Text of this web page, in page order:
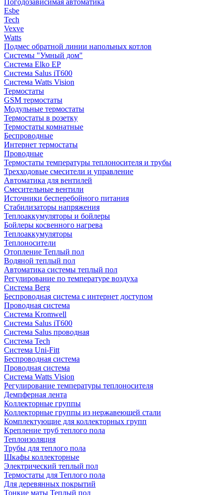
Esbe
Tech
Vexve
Watts
Подмес обратной линии напольных котлов
Системы "Умный дом"
Система Elko EP
Система Salus iT600
Система Watts Vision
Термостаты
GSM термостаты
Модульные термостаты
Термостаты в розетку
Термостаты комнатные
Беспроводные
Интернет термостаты
Проводные
Термостаты температуры теплоносителя и трубы
Трехходовые смесители и управление
Автоматика для вентилей
Смесительные вентили
Источники бесперебойного питания
Стабилизаторы напряжения
Теплоаккумуляторы и бойлеры
Бойлеры косвенного нагрева
Теплоаккумуляторы
Теплоносители
Отопление Теплый пол
Водяной теплый пол
Автоматика системы теплый пол
Регулирование по температуре воздуха
Система Berg
Беспроводная система с интернет доступом
Проводная система
Система Kromwell
Система Salus iT600
Система Salus проводная
Система Tech
Система Uni-Fitt
Беспроводная система
Проводная система
Система Watts Vision
Регулирование температуры теплоносителя
Демпферная лента
Коллекторные группы
Коллекторные группы из нержавеющей стали
Комплектующие для коллекторных групп
Крепление труб теплого пола
Теплоизоляция
Трубы для теплого пола
Шкафы коллекторные
Электрический теплый пол
Термостаты для Теплого пола
Для деревянных покрытий
Тонкие маты Теплый пол